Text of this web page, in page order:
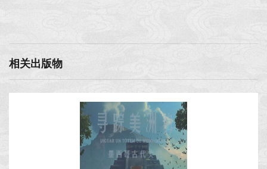
相关出版物